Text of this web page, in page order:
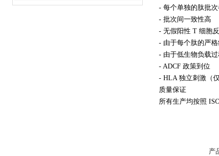
- 每个单独的肽批
- 批次间一致性高
- 无假阳性 T 细胞
- 由于每个肽的严
- 由于低生物负载
- ADCF 政策到位
- HLA 独立刺激（
质量保证
所有生产均按照
产